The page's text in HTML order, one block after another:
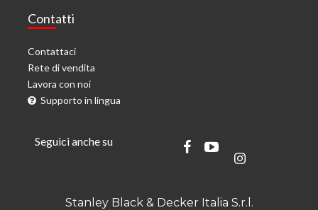
Contatti
Contattaci
Rete di vendita
Lavora con noi
Supporto in lingua
Seguici anche su
Stanley Black & Decker Italia S.r.l.